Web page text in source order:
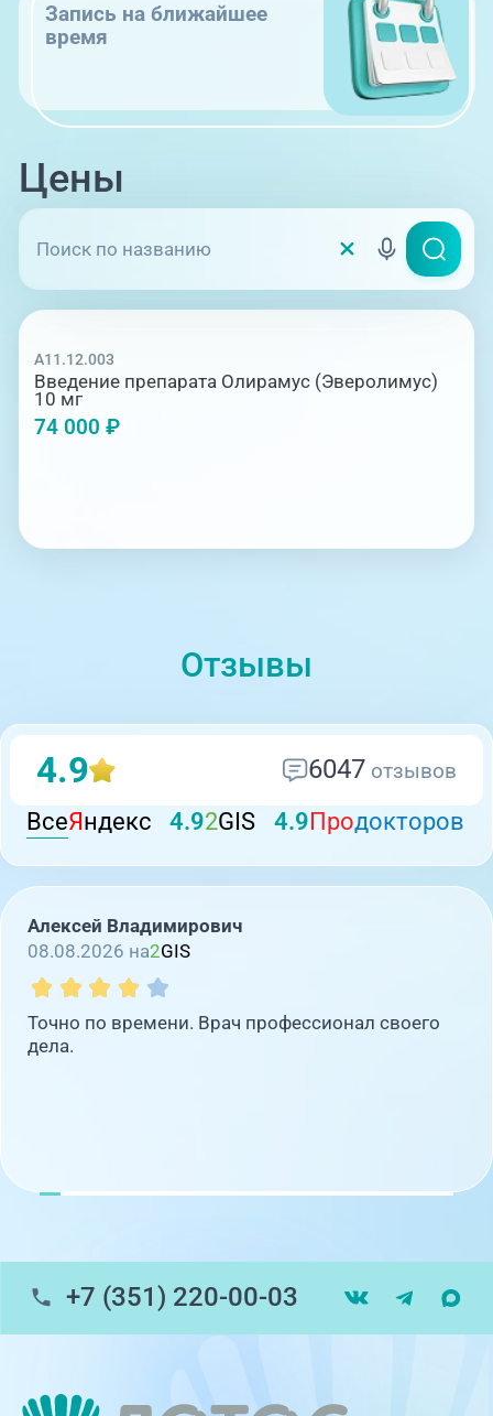
Запись на ближайшее
время
Цены
A11.12.003
Введение препарата Олирамус (Эверолимус)
10 мг
74 000 ₽
Отзывы
4.9 6047 отзывов
ВсеЯндекс 4.92GIS 4.9Продокторов
Алексей Владимирович
08.08.2026 на2GIS
Точно по времени. Врач профессионал своего
дела.
+7 (351) 220-00-03